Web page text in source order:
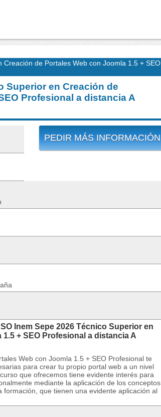
de Portales Web con Joomla 1.5 + SEO
Superior en Creación de
Profesional a distancia A
PEDIR MÁS INFORMACIÓN
Inem Sepe 2026 Técnico Superior en
+ SEO Profesional a distancia A
Web con Joomla 1.5 + SEO Profesional te
para crear tu propio portal web a un nivel
que ofrecemos tiene evidente interés para
mediante la aplicación de los conceptos
que tienen una evidente aplicación al